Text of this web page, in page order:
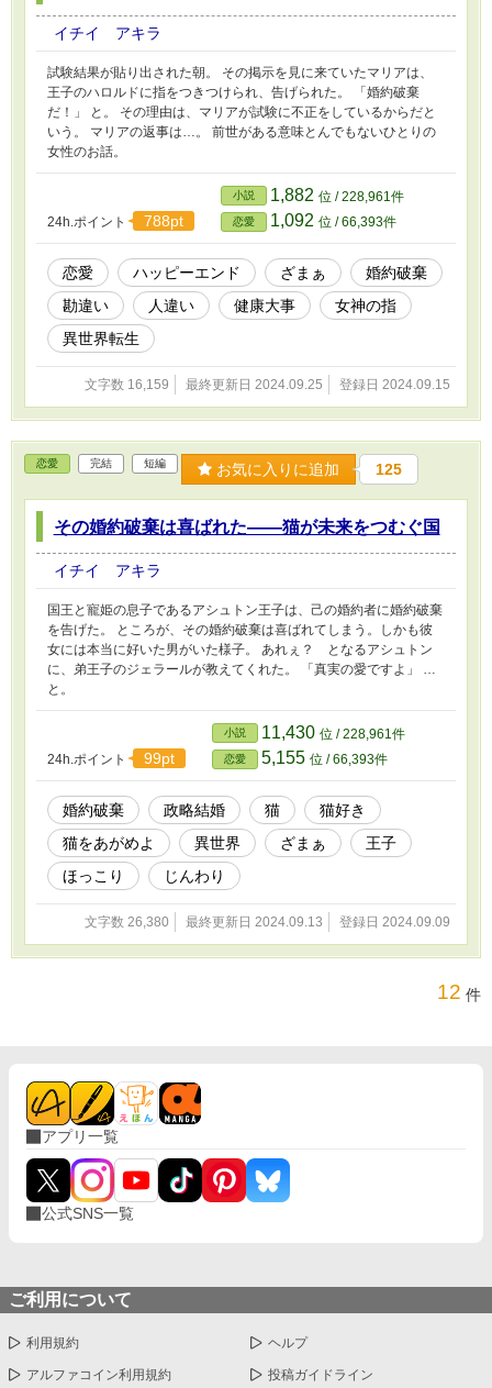
イチイ アキラ
試験結果が貼り出された朝。 その掲示を見に来ていたマリアは、
王子のハロルドに指をつきつけられ、告げられた。 「婚約破棄
だ！」 と。 その理由は、マリアが試験に不正をしているからだと
いう。 マリアの返事は…。 前世がある意味とんでもないひとりの
女性のお話。
24h.ポイント 788pt
小説 1,882 位 / 228,961件
恋愛 1,092 位 / 66,393件
恋愛 ハッピーエンド ざまぁ
婚約破棄
勘違い
人違い 健康大事
女神の指
異世界転生
文字数 16,159 最終更新日 2024.09.25 登録日 2024.09.15
恋愛 完結 短編 お気に入りに追加 125
その婚約破棄は喜ばれた――猫が未来をつむぐ国
イチイ アキラ
国王と寵姫の息子であるアシュトン王子は、己の婚約者に婚約破棄
を告げた。 ところが、その婚約破棄は喜ばれてしまう。しかも彼
女には本当に好いた男がいた様子。 あれぇ？ となるアシュトン
に、弟王子のジェラールが教えてくれた。 「真実の愛ですよ」 …
と。
24h.ポイント 99pt
小説 11,430 位 / 228,961件
恋愛 5,155 位 / 66,393件
婚約破棄 政略結婚 猫
猫好き
猫をあがめよ
異世界 ざまぁ
王子
ほっこり
じんわり
文字数 26,380 最終更新日 2024.09.13 登録日 2024.09.09
12 件
アプリ一覧
公式SNS一覧
ご利用について
利用規約 ヘルプ
アルファコイン利用規約 投稿ガイドライン